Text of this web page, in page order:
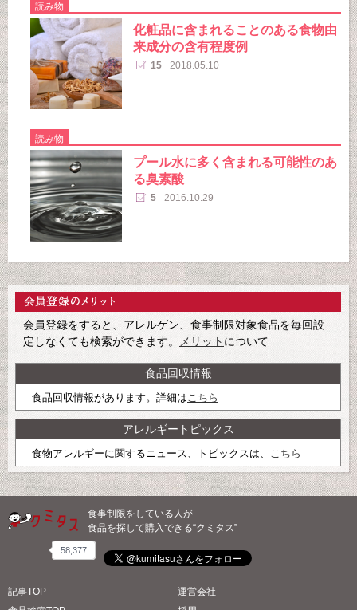
読み物
化粧品に含まれることのある食物由
来成分の含有程度例
15 2018.05.10
読み物
プール水に多く含まれる可能性のあ
る臭素酸
5 2016.10.29
会員登録をすると、アレルゲン、食事制限対象食品を毎回設
定しなくても検索ができます。
メリット について
食品回収情報
食品回収情報があります。詳細はこちら
アレルギートピックス
食物アレルギーに関するニュース、トピックスは、 こちら
食事制限をしている人が
食品を探して購入できる“クミタス”
58,377
記事TOP
運営会社